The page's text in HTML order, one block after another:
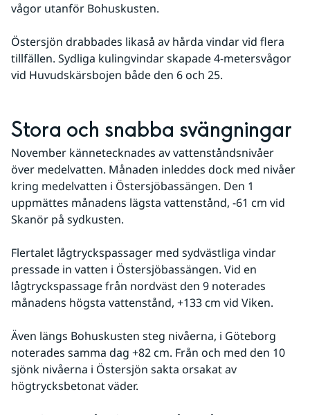
vågor utanför Bohuskusten.
Östersjön drabbades likaså av hårda vindar vid flera
tillfällen. Sydliga kulingvindar skapade 4-metersvågor
vid Huvudskärsbojen både den 6 och 25.
Stora och snabba svängningar
November kännetecknades av vattenståndsnivåer
över medelvatten. Månaden inleddes dock med nivåer
kring medelvatten i Östersjöbassängen. Den 1
uppmättes månadens lägsta vattenstånd, -61 cm vid
Skanör på sydkusten.
Flertalet lågtryckspassager med sydvästliga vindar
pressade in vatten i Östersjöbassängen. Vid en
lågtryckspassage från nordväst den 9 noterades
månadens högsta vattenstånd, +133 cm vid Viken.
Även längs Bohuskusten steg nivåerna, i Göteborg
noterades samma dag +82 cm. Från och med den 10
sjönk nivåerna i Östersjön sakta orsakat av
högtrycksbetonat väder.